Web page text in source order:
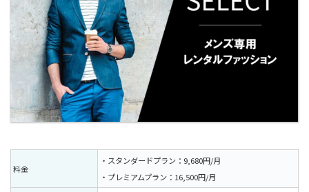
料金
・スタンダードプラン：9,680円/月
・プレミアムプラン：16,500円/月